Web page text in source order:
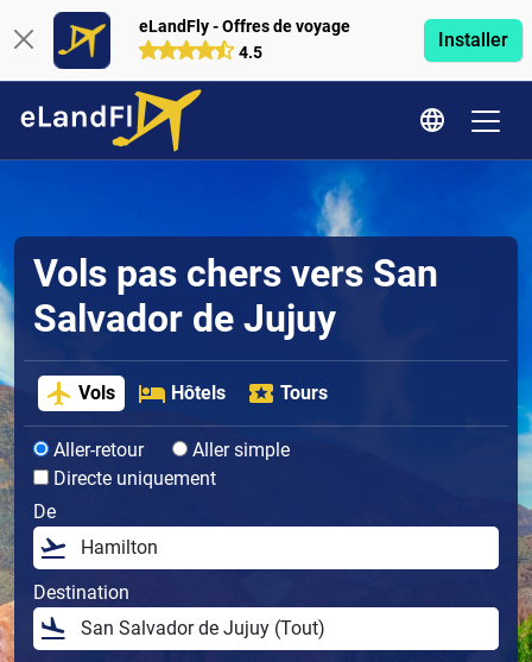
eLandFly - Offres de voyage
4.5
Installer
Vols pas chers vers San
Salvador de Jujuy
Vols Hôtels Tours
Aller-retour
Aller simple
Directe uniquement
De
Destination